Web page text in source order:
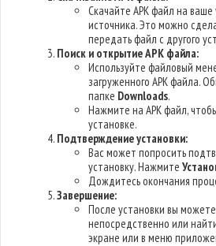
Скачайте APK файл на
источника. Это можно
передать файл с другого
Поиск и открытие APK файла:
Используйте файловый
загруженного APK файла.
папке Downloads.
Нажмите на APK файл,
установке.
Подтверждение установки:
Вас может попросить
установку. Нажмите
Дождитесь окончания
Завершение:
После установки вы
непосредственно или
экране или в меню